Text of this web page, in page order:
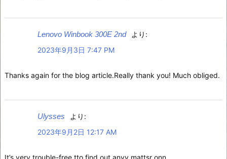
Lenovo Winbook 300E 2nd
より:
2023年9月3日 7:47 PM
Thanks again for the blog article.Really thank you! Much obliged.
Ulysses
より:
2023年9月2日 12:17 AM
It’s very trouble-free tto find out anyy mattsr onn